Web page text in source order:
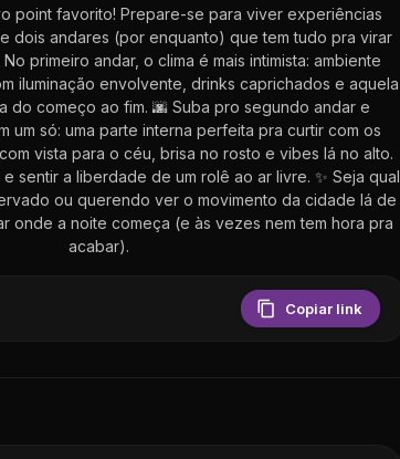
point favorito! Prepare-se para viver experiências
dois andares (por enquanto) que tem tudo pra virar
primeiro andar, o clima é mais intimista: ambiente
iluminação envolvente, drinks caprichados e aquela
do começo ao fim. 🌆 Suba pro segundo andar e
um só: uma parte interna perfeita pra curtir com os
vista para o céu, brisa no rosto e vibes lá no alto.
sentir a liberdade de um rolê ao ar livre. ✨ Seja qual
ou querendo ver o movimento da cidade lá de
onde a noite começa (e às vezes nem tem hora pra
acabar).
Copiar link